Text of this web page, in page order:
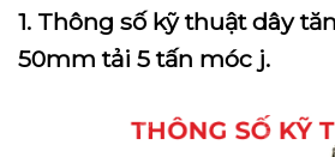
1. Thông số kỹ thuật dây
50mm tải 5 tấn móc j.